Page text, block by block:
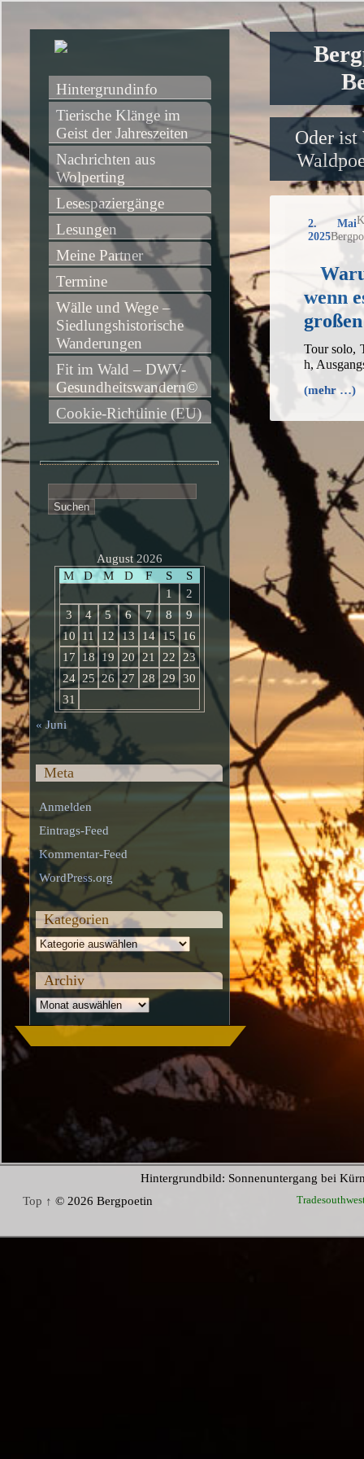
Oder ist
2. Mai
2025
wenn
Tour solo,
h,
(mehr …)
Hintergrundinfo
Tierische Klänge im
Geist der Jahreszeiten
Nachrichten aus
Wolperting
Lesespaziergänge
Lesungen
Meine Partner
Termine
Wälle und Wege –
Siedlungshistorische
Wanderungen
Fit im Wald – DWV-
Gesundheitswandern©
Cookie-Richtlinie (EU)
nach:
August 2026
M
D M D F S
S
1
2
3
4 5 6 7 8
9
10
11 12 13 14 15
16
17
18 19 20 21 22
23
24 25 26 27 28 29
30
31
« Juni
Meta
Anmelden
Eintrags-Feed
Kommentar-Feed
WordPress.org
Kategorien
Kategorien
Archiv
Archiv
Hintergrundbild: Sonnenuntergang bei
Top ↑ © 2026 Bergpoetin